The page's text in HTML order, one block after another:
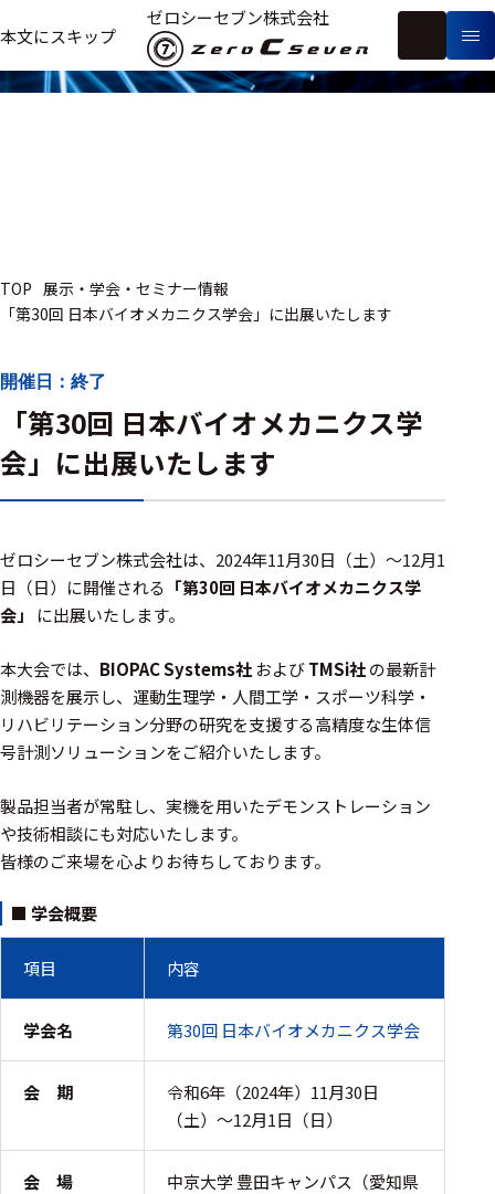
本文にスキップ
ゼロシーセブン株式会社
製
生
体
信
ー
フ
リ
ー
ワ
研究用
動物
教育用
ウェア
消耗品
類
ワイヤレス・無
線対応
MRI対応
システム・周辺
構成
装置本体
テム
展示・学会・セミナー情報
TOP 展示・学会・セミナー情報
「第30回 日本バイオメカニクス学会」に出展いたします
開催日：終了
「第30回 日本バイオメカニクス学
会」に出展いたします
ゼロシーセブン株式会社は、2024年11月30日（土）～12月1
日（日）に開催される 「第30回 日本バイオメカニクス学
会」
に出展いたします。
本大会では、 BIOPAC Systems社 およびTMSi社の最新計
測機器を展示し、運動生理学・人間工学・スポーツ科学・
リハビリテーション分野の研究を支援する高精度な生体信
号計測ソリューションをご紹介いたします。
製品担当者が常駐し、実機を用いたデモンストレーション
や技術相談にも対応いたします。
皆様のご来場を心よりお待ちしております。
■ 学会概要
項目 内容
学会名 第30回 日本バイオメカニクス学会
会 期
令和6年（2024年）11月30日
（土）～12月1日（日）
会 場
中京大学 豊田キャンパス（愛知県